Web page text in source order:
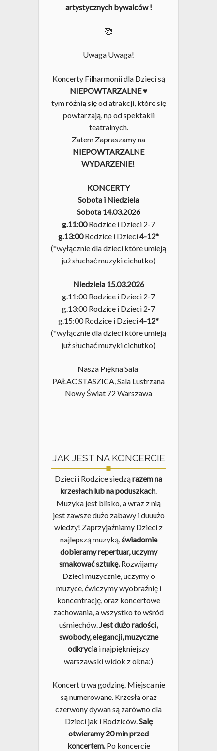
artystycznych bywalców !
🥰
Uwaga Uwaga!
Koncerty Filharmonii dla Dzieci są
NIEPOWTARZALNE♥
tym różnią się od atrakcji, które się
powtarzają, np od spektakli
teatralnych.
Zatem Zapraszamy na
NIEPOWTARZALNE
WYDARZENIE!
KONCERTY
Sobota i Niedziela
Sobota 14.03.2026
g.11:00Rodzice i Dzieci 2-7
g.13:00Rodzice i Dzieci4-12*
(*wyłącznie dla dzieci które umieją
już słuchać muzyki cichutko)
Niedziela 15.03.2026
g.11:00 Rodzice i Dzieci 2-7
g.13:00 Rodzice i Dzieci 2-7
g.15:00 Rodzice i Dzieci4-12*
(*wyłącznie dla dzieci które umieją
już słuchać muzyki cichutko)
Nasza Piękna Sala:
PAŁAC STASZICA, Sala Lustrzana
Nowy Świat 72 Warszawa
JAK JEST NA KONCERCIE
Dzieci i Rodzice siedząrazem na
krzesłach lub na poduszkach.
Muzyka jest blisko, a wraz z nią
jest zawsze dużo zabawy i duuużo
wiedzy! Zaprzyjaźniamy Dzieci z
najlepszą muzyką,świadomie
dobieramy repertuar, uczymy
smakować sztukę.Rozwijamy
Dzieci muzycznie, uczymy o
muzyce, ćwiczymy wyobraźnię i
koncentrację, oraz koncertowe
zachowania, a wszystko to wśród
uśmiechów.Jest dużo radości,
swobody, elegancji, muzyczne
odkrycia i najpiękniejszy
warszawski widok z okna:)
Koncert trwa godzinę. Miejsca nie
są numerowane. Krzesła oraz
czerwony dywan są zarówno dla
Dzieci jak i Rodziców.Salę
otwieramy 20 min przed
koncertem.Po koncercie